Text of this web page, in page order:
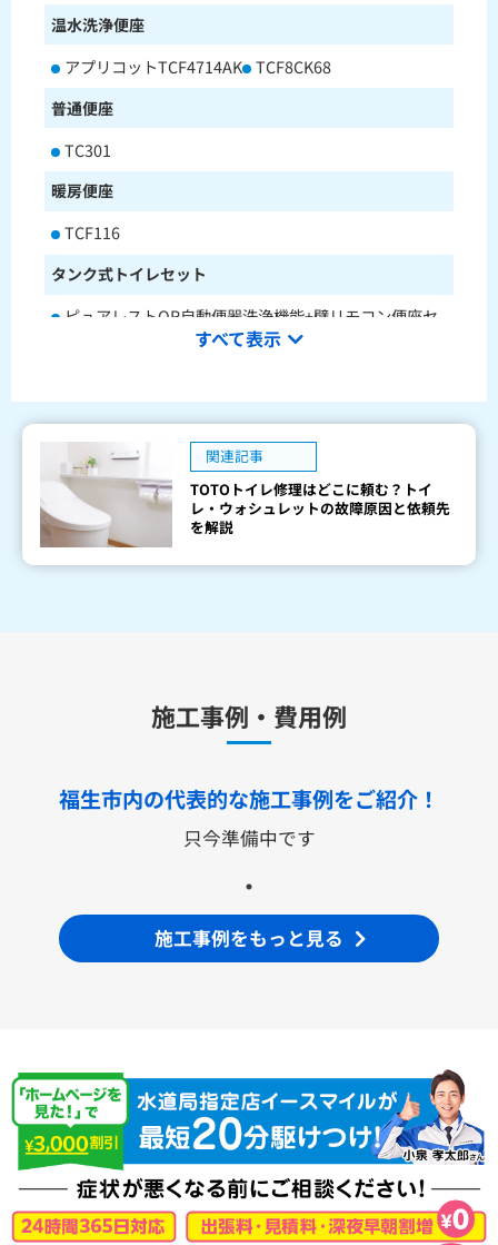
温水洗浄便座
アプリコットTCF4714AK TCF8CK68
普通便座
TC301
暖房便座
TCF116
タンク式トイレセット
ピュアレストQR自動便器洗浄機能+壁リモコン便座セ
ットCS232BM+SH233BA+TCF4714AK
水栓金具
キッチン用水栓金具
TKS05321J TKS05321Z
TKS05305ZA TKS05320J TKS05301J
TLN32TEFRZ TLHG31AEFR
TLHG31AEFZ
TLHG30EGZ TLS05301J
TLC32ERZ
LF-E345SYCN
TBV03401J1 TBV03401Z1 TBV03423J1
VシリーズLMPB060A1GDC1G+LDPB060BAGEN2
VシリーズLMPB075A1GDC1G+LDPB075BAGEN2
VシリーズLMPB075A3GDC1G+LDPB075BAGEN2
VシリーズLMPB075B1GDC1G+LDPB075BAGEN2
VシリーズLMPB075B3GDC1G+LDPB075BAGEN2
浴室
すべて表示
関連記事
TOTOトイレ修理はどこに頼む？トイ
レ・ウォシュレットの故障原因と依頼先
を解説
施工事例・費用例
福生市内の代表的な施工事例をご紹介！
只今準備中です
施工事例をもっと見る